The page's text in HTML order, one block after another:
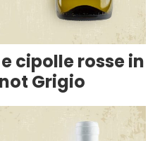
cipolle rosse in
Grigio